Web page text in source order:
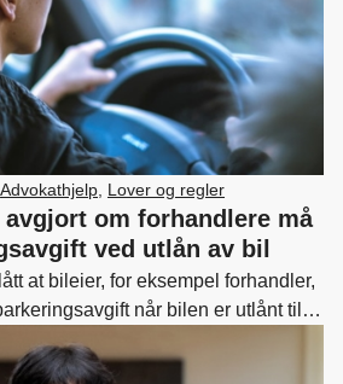
Advokathjelp Lover og regler
om forhandlere må
ved utlån av bil
at bileier, for eksempel forhandler,
når bilen er utlånt til
ikke en plikt til å opplyse hvem